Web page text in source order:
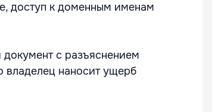
доступ к доменным именам
с разъяснением
владелец наносит ущерб